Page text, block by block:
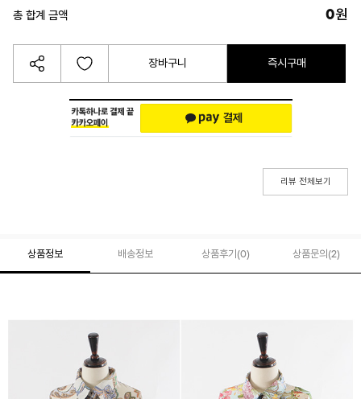
총 합계 금액 0원
장바구니 즉시구매
리뷰 전체보기
상품정보 배송정보 상품후기(0) 상품문의 (2)